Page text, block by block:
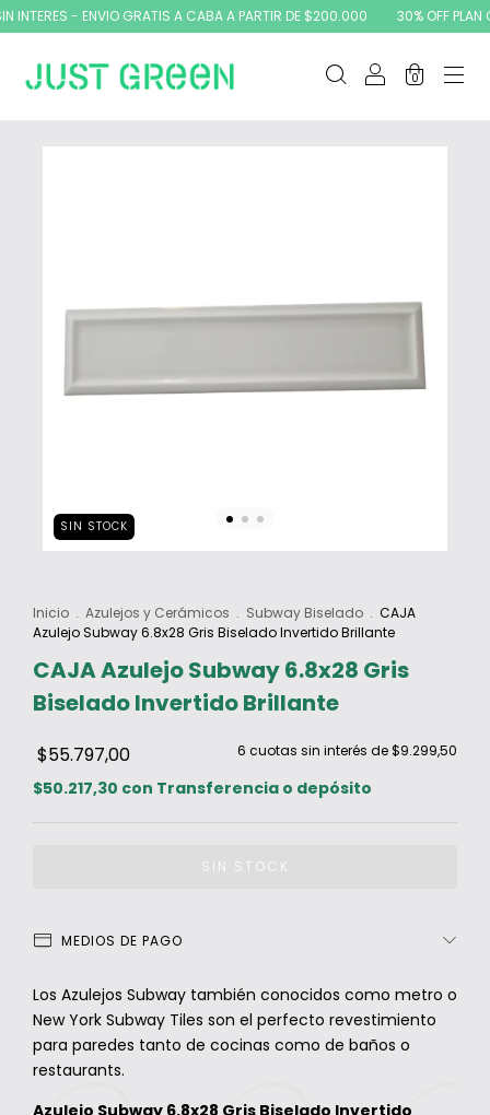
- ENVIO GRATIS A CABA A PARTIR DE $200.000 30% OFF PLAN
0
SIN STOCK
Inicio . Azulejos y Cerámicos . Subway Biselado . CAJA
Azulejo Subway 6.8x28 Gris Biselado Invertido Brillante
CAJA Azulejo Subway 6.8x28 Gris
Biselado Invertido Brillante
$55.797,00 6 cuotas sin interés de$9.299,50
$50.217,30 con Transferencia o depósito
MEDIOS DE PAGO
Los Azulejos Subway también conocidos como metro o
New York Subway Tiles son el perfecto revestimiento
para paredes tanto de cocinas como de baños o
restaurants.
Azulejo Subway 6.8x28 Gris Biselado Invertido